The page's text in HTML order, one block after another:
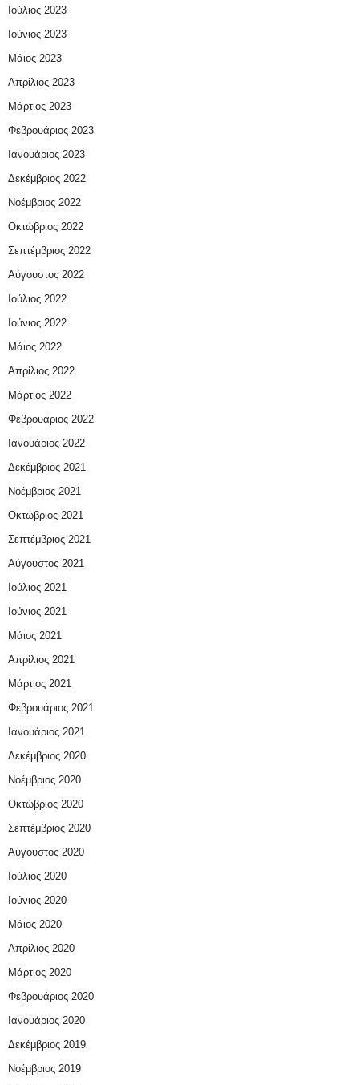
Ιούλιος 2023
Ιούνιος 2023
Μάιος 2023
Απρίλιος 2023
Μάρτιος 2023
Φεβρουάριος 2023
Ιανουάριος 2023
Δεκέμβριος 2022
Νοέμβριος 2022
Οκτώβριος 2022
Σεπτέμβριος 2022
Αύγουστος 2022
Ιούλιος 2022
Ιούνιος 2022
Μάιος 2022
Απρίλιος 2022
Μάρτιος 2022
Φεβρουάριος 2022
Ιανουάριος 2022
Δεκέμβριος 2021
Νοέμβριος 2021
Οκτώβριος 2021
Σεπτέμβριος 2021
Αύγουστος 2021
Ιούλιος 2021
Ιούνιος 2021
Μάιος 2021
Απρίλιος 2021
Μάρτιος 2021
Φεβρουάριος 2021
Ιανουάριος 2021
Δεκέμβριος 2020
Νοέμβριος 2020
Οκτώβριος 2020
Σεπτέμβριος 2020
Αύγουστος 2020
Ιούλιος 2020
Ιούνιος 2020
Μάιος 2020
Απρίλιος 2020
Μάρτιος 2020
Φεβρουάριος 2020
Ιανουάριος 2020
Δεκέμβριος 2019
Νοέμβριος 2019